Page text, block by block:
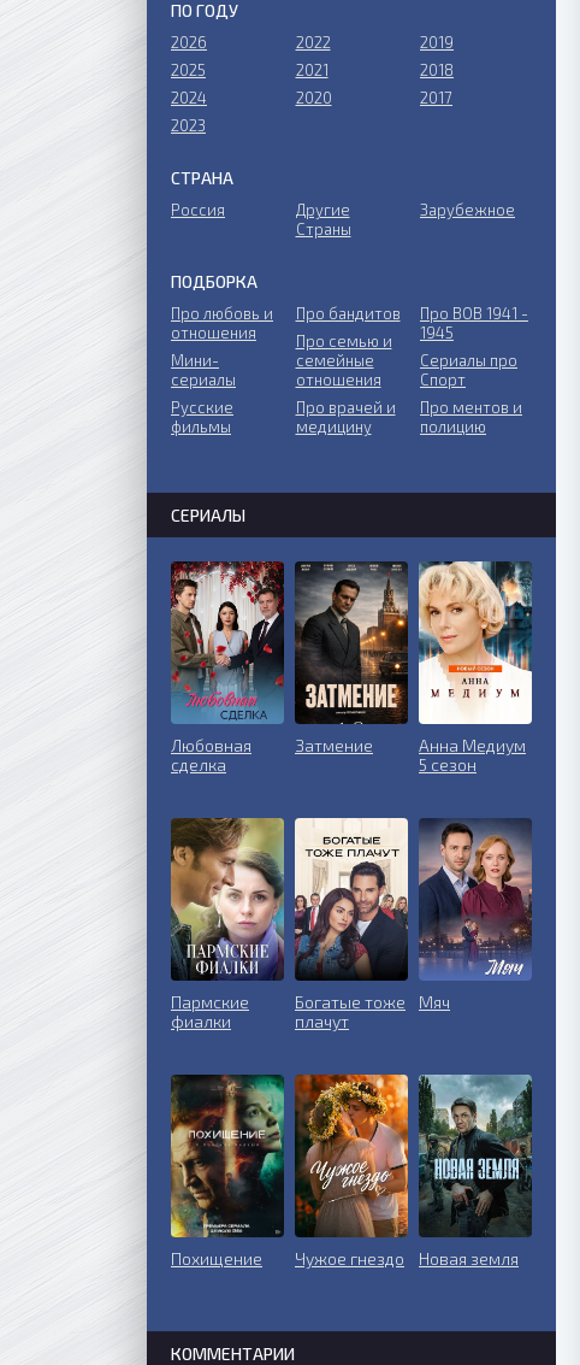
ПО ГОДУ
2026
2025
2024
2023
2022
2021
2020
2019
2018
2017
СТРАНА
Россия
Другие
Страны
Зарубежное
ПОДБОРКА
Про любовь и
отношения
Мини-
сериалы
Русские
фильмы
Про бандитов
Пpo ceмью и
ceмeйныe
oтнoшeния
Пpo врачей и
медицину
Пpo ВОВ 1941 -
1945
Сериалы про
Спорт
Про ментов и
полицию
СЕРИАЛЫ
Любовная
сделка
Затмение
Анна Медиум
5 сезон
Пармские
фиалки
Богатые тоже
плачут
Мяч
Похищение Чужое гнездо Новая земля
КОММЕНТАРИИ